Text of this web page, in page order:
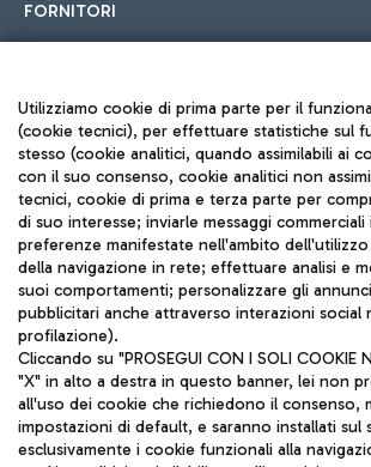
FORNITORI
Seguici sui social
TRAVEL JOURNAL
ITA
Utilizziamo cookie di prima parte per il
(cookie tecnici), per effettuare statistiche sul
stesso (cookie analitici, quando assimilabili ai
con il suo consenso, cookie analitici non
tecnici, cookie di prima e terza parte per
di suo interesse; inviarle messaggi
preferenze manifestate nell'ambito
della navigazione in rete; effettuare analisi e
suoi comportamenti; personalizzare gli
pubblicitari anche attraverso interazioni social
profilazione).
Cliccando su "PROSEGUI CON I SOLI COOKIE
"X" in alto a destra in questo banner, lei non
all'uso dei cookie che richiedono il consenso,
impostazioni di default, e saranno installati sul
esclusivamente i cookie funzionali alla